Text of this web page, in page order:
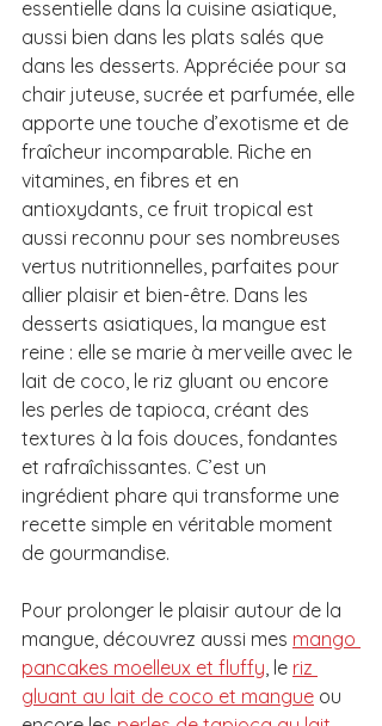
essentielle dans la cuisine asiatique,
aussi bien dans les plats salés que
dans les desserts. Appréciée pour sa
chair juteuse, sucrée et parfumée, elle
apporte une touche d’exotisme et de
fraîcheur incomparable. Riche en
vitamines, en fibres et en
antioxydants, ce fruit tropical est
aussi reconnu pour ses nombreuses
vertus nutritionnelles, parfaites pour
allier plaisir et bien-être. Dans les
desserts asiatiques, la mangue est
reine : elle se marie à merveille avec le
lait de coco, le riz gluant ou encore
les perles de tapioca, créant des
textures à la fois douces, fondantes
et rafraîchissantes. C’est un
ingrédient phare qui transforme une
recette simple en véritable moment
de gourmandise.
Pour prolonger le plaisir autour de la
mangue, découvrez aussi mes mango
pancakes moelleux et fluffy , le riz
gluant au lait de coco et mangue ou